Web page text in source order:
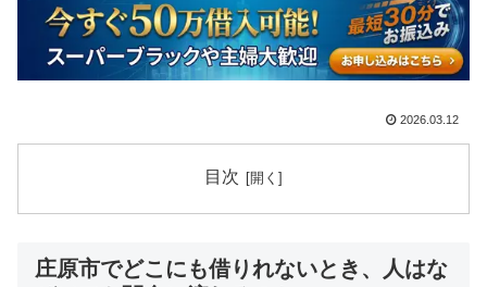
2026.03.12
目次
庄原市でどこにも借りれないとき、人はな